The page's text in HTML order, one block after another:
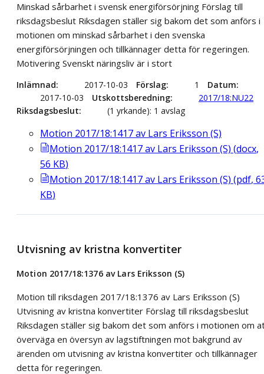
Minskad sårbarhet i svensk energiförsörjning Förslag till
riksdagsbeslut Riksdagen ställer sig bakom det som anförs i
motionen om minskad sårbarhet i den svenska
energiförsörjningen och tillkännager detta för regeringen.
Motivering Svenskt näringsliv är i stort
Inlämnad 2017-10-03 Förslag 1
Datum
2017-10-03
Utskottsberedning
2017/18:NU22
Riksdagsbeslut
(1 yrkande): 1 avslag
Motion 2017/18:1417 av Lars Eriksson (S)
Motion 2017/18:1417 av Lars Eriksson (S) (docx,
56 KB)
Motion 2017/18:1417 av Lars Eriksson (S) (pdf,
KB)
Utvisning av kristna konvertiter
Motion 2017/18:1376 av Lars Eriksson (S)
Motion till riksdagen 2017/18:1376 av Lars Eriksson (S)
Utvisning av kristna konvertiter Förslag till riksdagsbeslut
Riksdagen ställer sig bakom det som anförs i motionen om
överväga en översyn av lagstiftningen mot bakgrund av
ärenden om utvisning av kristna konvertiter och tillkännager
detta för regeringen.